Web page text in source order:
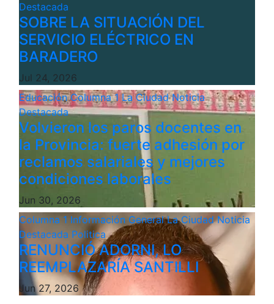
Destacada
SOBRE LA SITUACIÓN DEL
SERVICIO ELÉCTRICO EN
BARADERO
Jul 24, 2026
EducaciónColumna 1 La CiudadNoticia
Destacada
Volvieron los paros docentes en
la Provincia: fuerte adhesión por
reclamos salariales y mejores
condiciones laborales
Jun 30, 2026
Columna 1 Información GeneralLa CiudadNoticia
Destacada Politica
RENUNCIÓ ADORNI, LO
REEMPLAZARÍA SANTILLI
Jun 27, 2026